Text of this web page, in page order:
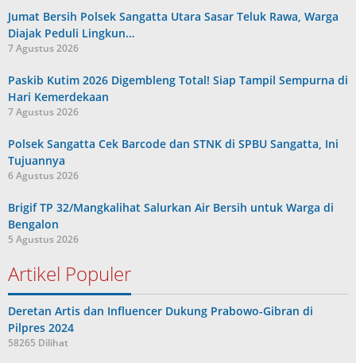
Jumat Bersih Polsek Sangatta Utara Sasar Teluk Rawa, Warga
Diajak Peduli Lingkun…
7 Agustus 2026
Paskib Kutim 2026 Digembleng Total! Siap Tampil Sempurna di
Hari Kemerdekaan
7 Agustus 2026
Polsek Sangatta Cek Barcode dan STNK di SPBU Sangatta, Ini
Tujuannya
6 Agustus 2026
Brigif TP 32/Mangkalihat Salurkan Air Bersih untuk Warga di
Bengalon
5 Agustus 2026
Artikel Populer
Deretan Artis dan Influencer Dukung Prabowo-Gibran di
Pilpres 2024
58265 Dilihat